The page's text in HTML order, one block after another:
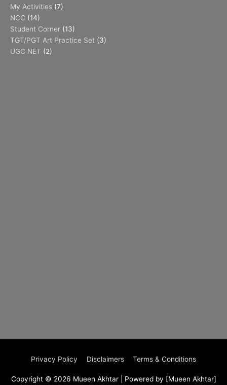
My Activities (7)
NCC (14)
Student Corner (13)
TGT/PGT Art Practice Set (3)
UGC NET (2)
Privacy Policy Disclaimers Terms & Conditions
Copyright © 2026 Mueen Akhtar| Powered by [Mueen Akhtar]